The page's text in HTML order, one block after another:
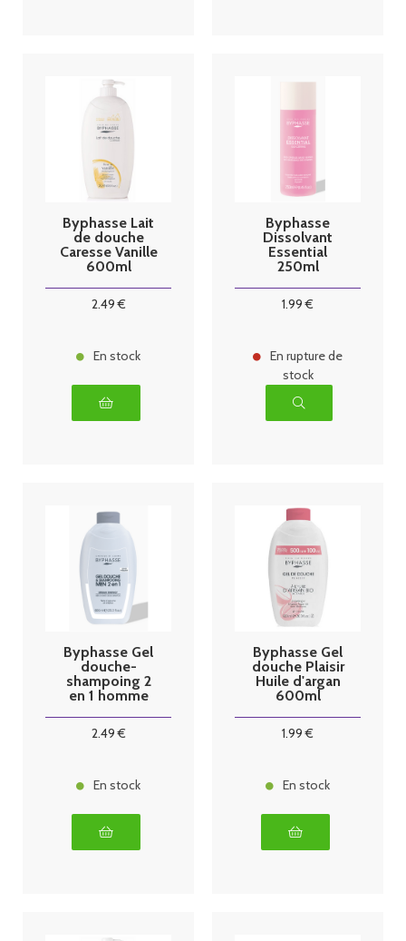
Byphasse Lait
de douche
Caresse Vanille
600ml
2.49€
En stock
Byphasse
Dissolvant
Essential
250ml
1.99 €
En rupture de
stock
Byphasse Gel
douche-
shampoing 2
en 1 homme
2.49€
En stock
Byphasse Gel
douche Plaisir
Huile d'argan
600ml
1.99 €
En stock